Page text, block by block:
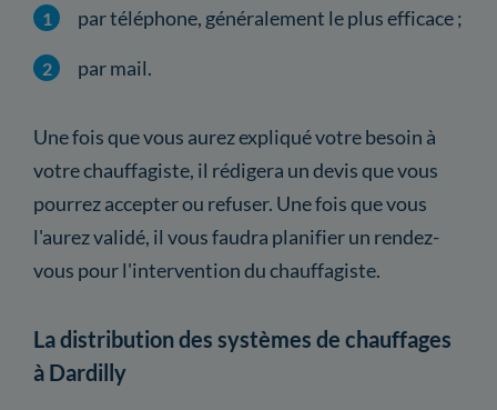
par téléphone, généralement le plus efficace ;
par mail.
Une fois que vous aurez expliqué votre besoin à
votre chauffagiste, il rédigera un devis que vous
pourrez accepter ou refuser. Une fois que vous
l'aurez validé, il vous faudra planifier un rendez-
vous pour l'intervention du chauffagiste.
La distribution des systèmes de chauffages
à Dardilly